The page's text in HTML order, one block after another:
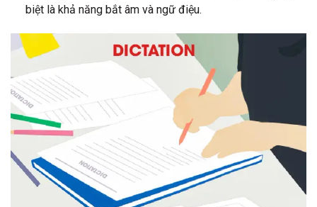
biệt là khả năng bắt âm và ngữ điệu.